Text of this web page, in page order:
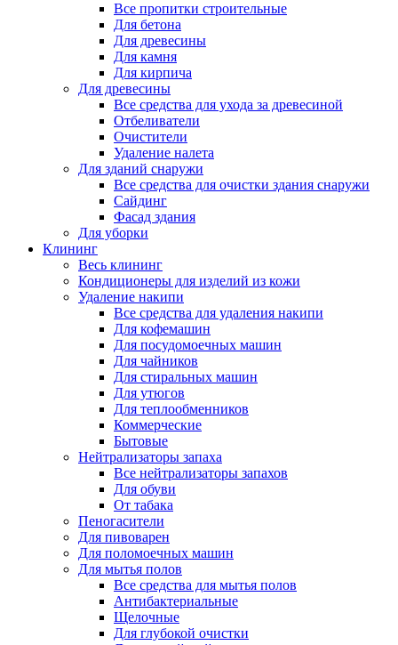
Все пропитки строительные
Для бетона
Для древесины
Для камня
Для кирпича
Для древесины
Все средства для ухода за древесиной
Отбеливатели
Очистители
Удаление налета
Для зданий снаружи
Все средства для очистки здания снаружи
Сайдинг
Фасад здания
Для уборки
Клининг
Весь клининг
Кондиционеры для изделий из кожи
Удаление накипи
Все средства для удаления накипи
Для кофемашин
Для посудомоечных машин
Для чайников
Для стиральных машин
Для утюгов
Для теплообменников
Коммерческие
Бытовые
Нейтрализаторы запаха
Все нейтрализаторы запахов
Для обуви
От табака
Пеногасители
Для пивоварен
Для поломоечных машин
Для мытья полов
Все средства для мытья полов
Антибактериальные
Щелочные
Для глубокой очистки